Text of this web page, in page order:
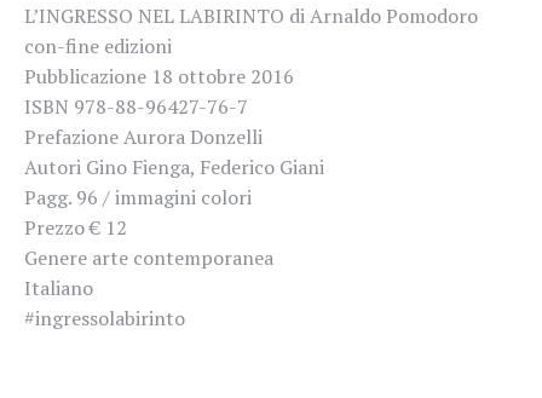
L’INGRESSO NEL LABIRINTO di Arnaldo Pomodoro
con-fine edizioni
Pubblicazione 18 ottobre 2016
ISBN 978-88-96427-76-7
Prefazione Aurora Donzelli
Autori Gino Fienga, Federico Giani
Pagg. 96 / immagini colori
Prezzo € 12
Genere arte contemporanea
Italiano
#ingressolabirinto